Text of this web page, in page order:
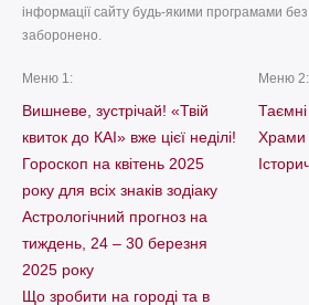
інформації сайту будь-якими програмами
заборонено.
Меню 1:
Вишневе, зустрічай! «Твій
квиток до КАІ» вже цієї неділі!
Гороскоп на квітень 2025
року для всіх знаків зодіаку
Астрологічний прогноз на
тиждень, 24 – 30 березня
2025 року
Що зробити на городі та в
Меню 2:
Храми